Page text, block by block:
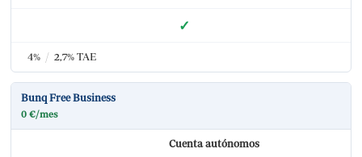
✓
4% / 2,7% TAE
Bunq Free Business
0 €/mes
Cuenta autónomos